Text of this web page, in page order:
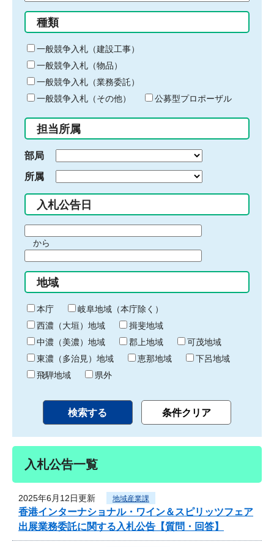
る
キ
ー
ワ
ー
ド
入
力
種類
一般競争入札（建設工事）
一般競争入札（物品）
一般競争入札（業務委託）
一般競争入札（その他）
公募型プロポーザル
担当所属
部局
所属
入札公告日
間
始
り
から
間
終
わ
り
地域
本庁
岐阜地域（本庁除く）
西濃（大垣）地域
揖斐地域
中濃（美濃）地域
郡上地域
可茂地域
東濃（多治見）地域
恵那地域
下呂地域
飛騨地域
県外
入札公告一覧
2025年6月12日更新 地域産業課
香港インターナショナル・ワイン＆スピリッツフェア
出展業務委託に関する入札公告【質問・回答】